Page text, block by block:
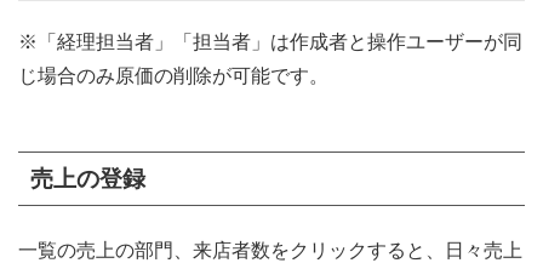
※「経理担当者」「担当者」は作成者と操作ユーザーが同
じ場合のみ原価の削除が可能です。
売上の登録
一覧の売上の部門、来店者数をクリックすると、日々売上